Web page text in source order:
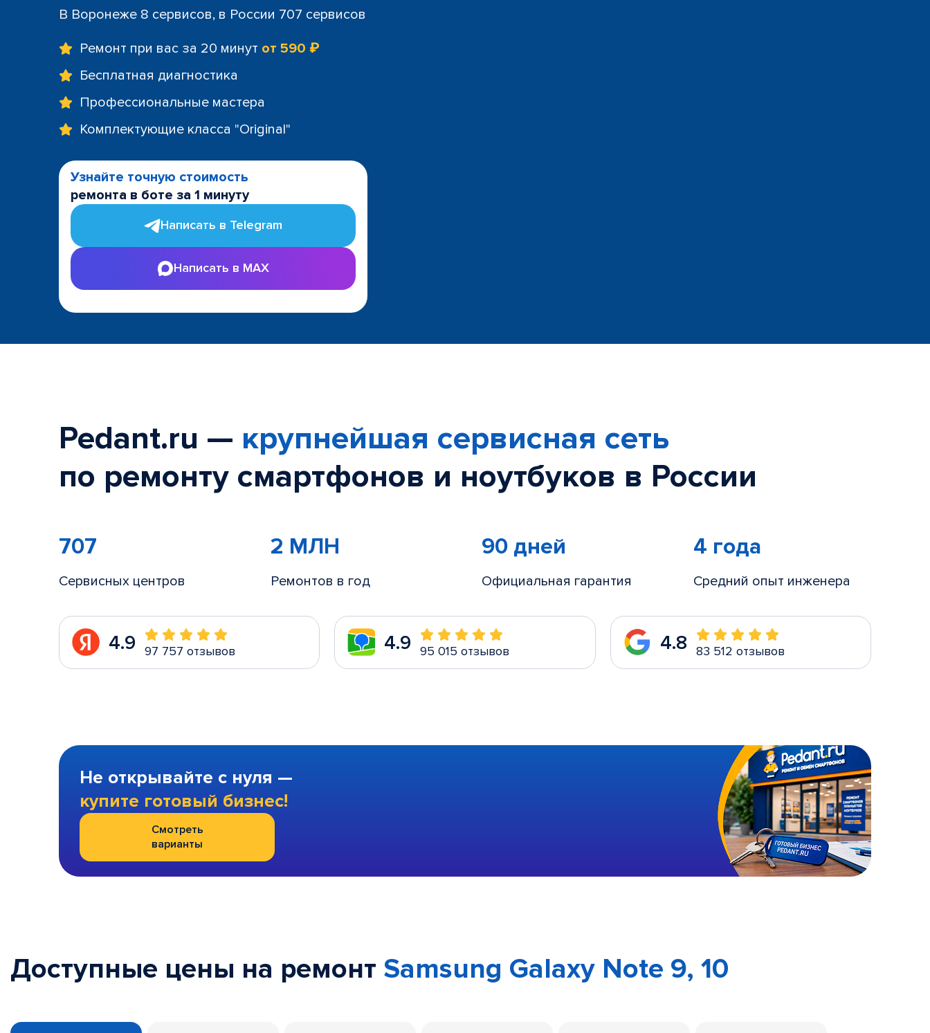
В Воронеже 8 сервисов, в России 707 сервисов
Ремонт при вас за 20 минут от 590 ₽
Бесплатная диагностика
Профессиональные мастера
Комплектующие класса "Original"
Узнайте точную стоимость
ремонта в боте за 1 минуту
Написать в Telegram
Написать в MAX
Pedant.ru — крупнейшая сервисная сеть
по ремонту смартфонов и ноутбуков в России
707
Сервисных центров
2 МЛН
Ремонтов в год
90 дней
Официальная гарантия
4 года
Средний опыт инженера
4.9 97 757 отзывов 4.9 95 015 отзывов 4.8 83 512 отзывов
Не открывайте с нуля —
купите готовый бизнес!
Смотреть
варианты
Доступные цены на ремонт Samsung Galaxy Note 9, 10